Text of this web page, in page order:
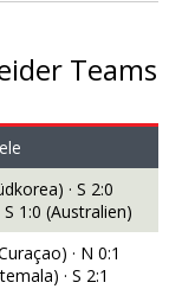
Teams
· S 2:0
S 1:0 (Australien)
· N 0:1
· S 2:1